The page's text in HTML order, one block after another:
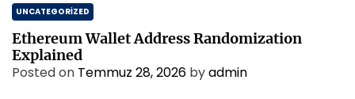
UNCATEGORIZED
Ethereum Wallet Address Randomization
Explained
Posted on Temmuz 28, 2026 byadmin